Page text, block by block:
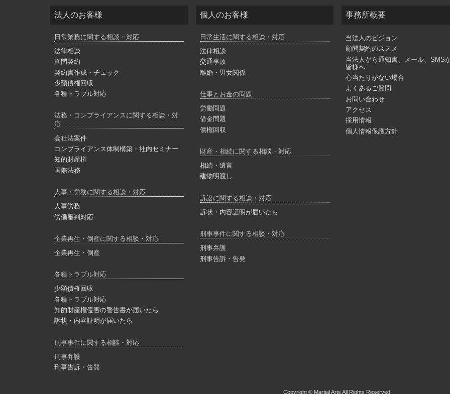
法人のお客様
日常業務に関する相談・対応
法律相談
顧問契約
契約書作成・チェック
少額債権回収
各種トラブル対応
法務・コンプライアンスに関する相談・対
応
会社法案件
コンプライアンス体制構築・社内セミナー
知的財産権
国際法務
人事・労務に関する相談・対応
人事労務
労働審判対応
企業再生・倒産に関する相談・対応
企業再生・倒産
各種トラブル対応
少額債権回収
各種トラブル対応
知的財産権侵害の警告書が届いたら
訴状・内容証明が届いたら
刑事事件に関する相談・対応
刑事弁護
刑事告訴・告発
個人のお客様
日常生活に関する相談・対応
法律相談
交通事故
離婚・男女関係
仕事とお金の問題
労働問題
借金問題
債権回収
財産・相続に関する相談・対応
相続・遺言
建物明渡し
訴訟に関する相談・対応
訴状・内容証明が届いたら
刑事事件に関する相談・対応
刑事弁護
刑事告訴・告発
事務所概要
当法人のビジョン
顧問契約のススメ
当法人から通知書、メール、SMS
皆様へ
心当たりがない場合
よくあるご質問
お問い合わせ
アクセス
採用情報
個人情報保護方針
Copyright © Martial Arts All Rights Reserved.